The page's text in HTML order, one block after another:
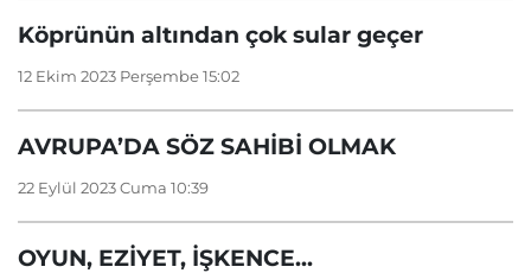
Köprünün altından çok sular geçer
12 Ekim 2023 Perşembe 15:02
AVRUPA’DA SÖZ SAHİBİ OLMAK
22 Eylül 2023 Cuma 10:39
OYUN, EZİYET, İŞKENCE...